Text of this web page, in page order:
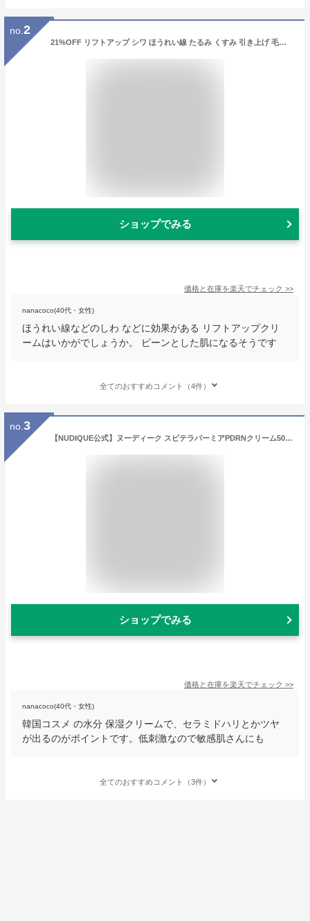
no. 2
21%OFF リフトアップ シワ ほうれい線 たるみ くすみ 引き上げ 毛穴ケア スキンケアセット リフティングパック リフトパック フェイスパック フェイスマスク 韓国コスメ スキンケア 【 スーパーリフティングプログラム2回 ( パックのみ ) 】
ショップでみる
価格と在庫を楽天でチェック >>
nanacoco(40代・女性)
ほうれい線などのしわ などに効果がある リフトアップクリ
ームはいかがでしょうか。 ピーンとした肌になるそうです
全てのおすすめコメント（4件）
no. 3
【NUDIQUE公式】ヌーディーク スピテラパーミアPDRNクリーム50ml サーモンクリーム 保湿クリーム 顔 かゆみ 乾燥肌 フェイス 低刺激 首 シワ ネッククリーム 女性 ハリ ツヤ セラミド パンテノール 水分 韓国コスメ 30代 40代 50代【送料無料】
ショップでみる
価格と在庫を楽天でチェック >>
nanacoco(40代・女性)
韓国コスメ の水分 保湿クリームで、セラミドハリとかツヤ
が出るのがポイントです。低刺激なので敏感肌さんにも
全てのおすすめコメント（3件）